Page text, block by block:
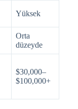
Yüksek
Orta
düzeyde
$30,000–
$100,000+